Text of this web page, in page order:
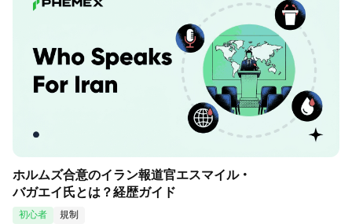
ホルムズ合意のイラン報道官エスマイル・
バガエイ氏とは？経歴ガイド
初心者
規制